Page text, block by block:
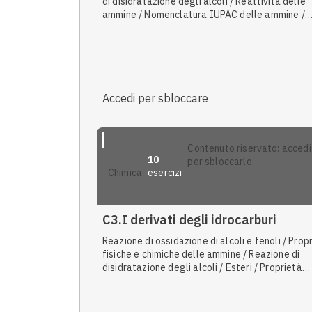
ammine / Nomenclatura IUPAC delle ammine /
Accedi per sbloccare
chimica
10
esercizi
contenuto riservato: accedi
per sbloccarlo.
C3.I derivati degli idrocarburi
Reazione di ossidazione di alcoli e fenoli /
fisiche e chimiche delle ammine / Reazione di
disidratazione degli alcoli / Esteri / Proprietà